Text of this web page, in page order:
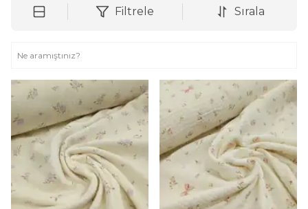
Filtrele Sırala